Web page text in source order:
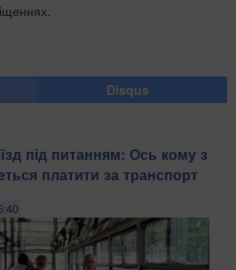
Disqus
під питанням: Ось кому з
платити за транспорт